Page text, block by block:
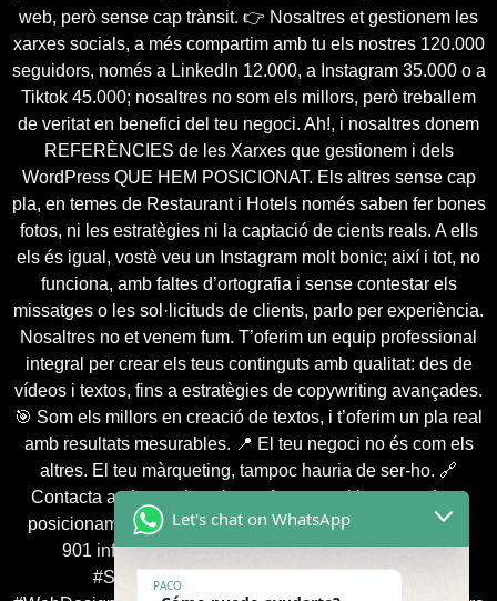
web, però sense cap trànsit. 👉 Nosaltres et gestionem les
xarxes socials, a més compartim amb tu els nostres 120.000
seguidors, només a LinkedIn 12.000, a Instagram 35.000 o a
Tiktok 45.000; nosaltres no som els millors, però treballem
de veritat en benefici del teu negoci. Ah!, i nosaltres donem
REFERÈNCIES de les Xarxes que gestionem i dels
WordPress QUE HEM POSICIONAT. Els altres sense cap
pla, en temes de Restaurant i Hotels només saben fer bones
fotos, ni les estratègies ni la captació de cients reals. A ells
els és igual, vostè veu un Instagram molt bonic; així i tot, no
funciona, amb faltes d’ortografia i sense contestar els
missatges o les sol·licituds de clients, parlo per experiència.
Nosaltres no et venem fum. T’oferim un equip professional
integral per crear els teus continguts amb qualitat: des de
vídeos i textos, fins a estratègies de copywriting avançades.
🎯 Som els millors en creació de textos, i t’oferim un pla real
amb resultats mesurables. 📍 El teu negoci no és com els
altres. El teu màrqueting, tampoc hauria de ser-ho. 🔗
Contacta amb nosaltres i transforma positivament el teu
posicionament digital: 📞 +376 360 387 / 📞 +33 786 568
901 info@app-shop.fr 🎯 #AgenciaSEOAndorra
#SeoProfessionals #WordPressExperts
Let's chat on WhatsApp
PACO